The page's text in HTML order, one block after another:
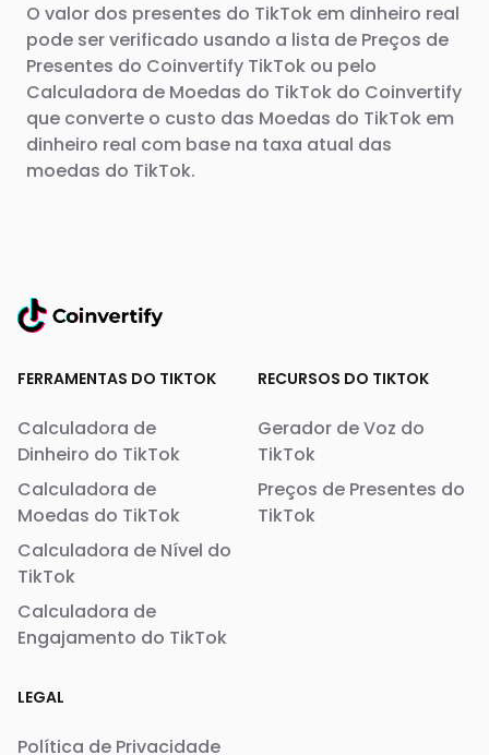
O valor dos presentes do TikTok em dinheiro real
pode ser verificado usando a lista de Preços de
Presentes do Coinvertify TikTok ou pelo
Calculadora de Moedas do TikTok do Coinvertify
que converte o custo das Moedas do TikTok em
dinheiro real com base na taxa atual das
moedas do TikTok.
FERRAMENTAS DO TIKTOK
Calculadora de
Dinheiro do TikTok
Calculadora de
Moedas do TikTok
Calculadora de Nível do
TikTok
Calculadora de
Engajamento do TikTok
RECURSOS DO TIKTOK
Gerador de Voz do
TikTok
Preços de Presentes do
TikTok
LEGAL
Política de Privacidade